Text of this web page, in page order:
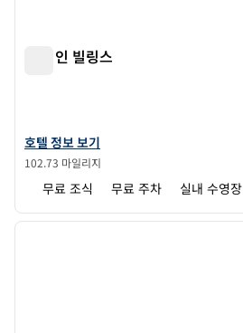
햄튼 인 빌링스
햄튼 인 빌링스의 호텔 정보 보기
호텔 정보 보기
102.73 마일리지
무료 조식 무료 주차 실내 수영장
1/12
이전 이미지